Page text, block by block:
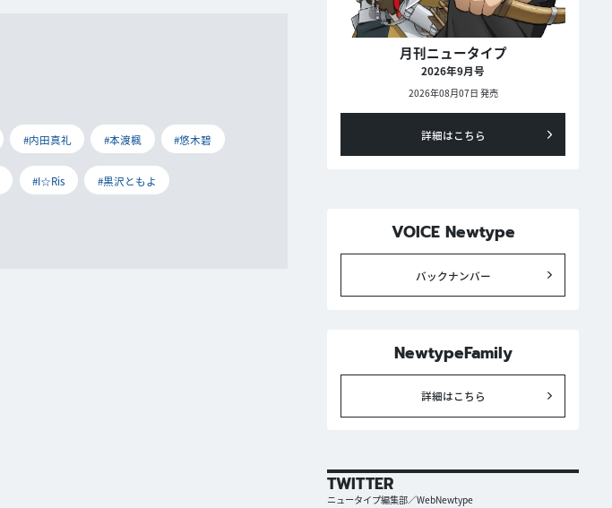
#内田真礼 #本渡楓 #悠木碧
#I☆Ris #黒沢ともよ
月刊ニュータイプ
2026年9月号
2026年08月07日 発売
詳細はこちら
VOICE Newtype
バックナンバー
NewtypeFamily
詳細はこちら
TWITTER
ニュータイプ編集部／WebNewtype